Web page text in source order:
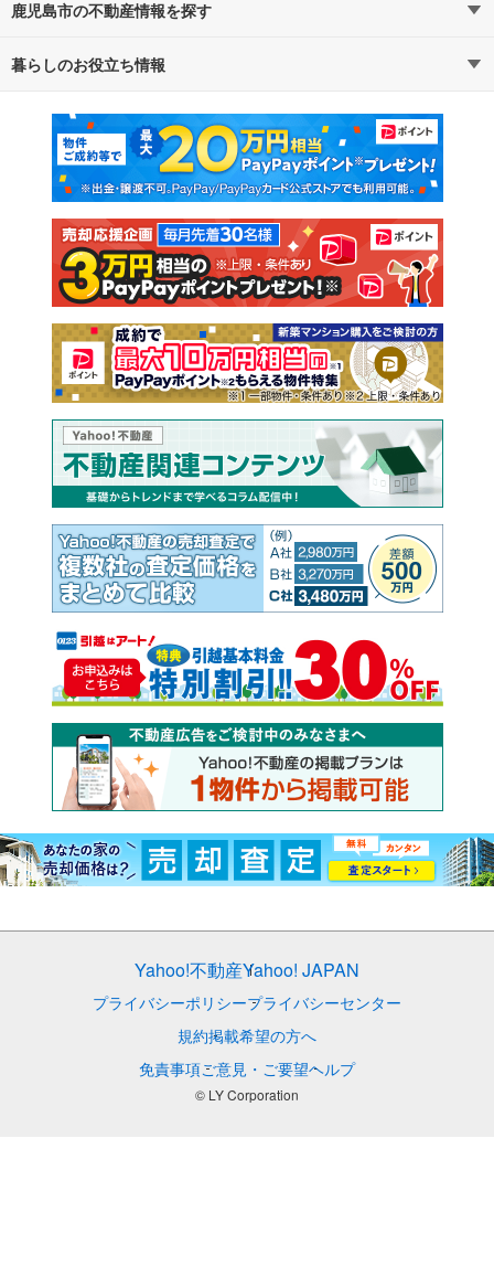
路線・駅から探す
通勤・通学時間から探す
鹿児島市の不動産情報を探す
不動産・住宅
新築マンション 中古マンション
新築一戸建て 中古一戸建て
注文住宅 土地
売却査定
暮らしのお役立ち情報
マンションカタログ 教えて！住まいの先生
Yahoo!不動産Yahoo! JAPAN
プライバシーポリシープライバシーセンター
規約掲載希望の方へ
免責事項ご意見・ご要望ヘルプ
© LY Corporation